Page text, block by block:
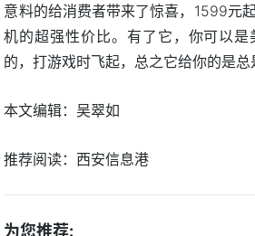
意料的给消费者带来了惊喜，1599元
机的超强性价比。有了它，你可以
的，打游戏时飞起，总之它给你的是总
本文编辑：吴翠如
推荐阅读： 西安信息港
为您推荐: